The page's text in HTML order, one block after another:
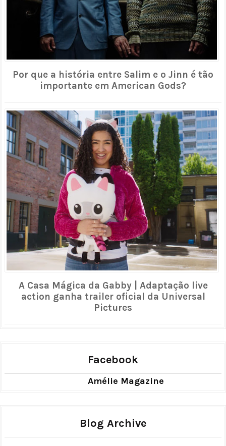
Por que a história entre Salim e o Jinn é tão
importante em American Gods?
A Casa Mágica da Gabby | Adaptação live
action ganha trailer oficial da Universal
Pictures
Facebook
Amélie Magazine
Blog Archive